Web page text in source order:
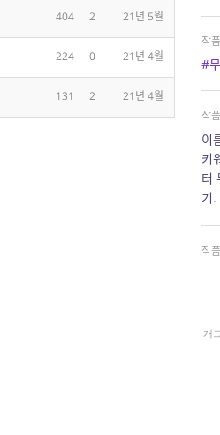
404 2 21년 5월
224 0 21년 4월
131 2 21년 4월
작
#
작
이
키
터
기.
작
개그